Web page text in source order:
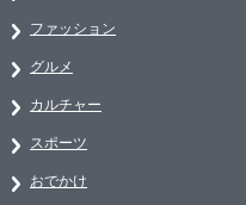
ファッション
グルメ
カルチャー
スポーツ
おでかけ